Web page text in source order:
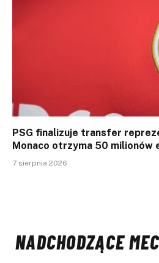
PSG finalizuje transfer
Monaco otrzyma 50 milionów
7 sierpnia 2026
NADCHODZĄCE